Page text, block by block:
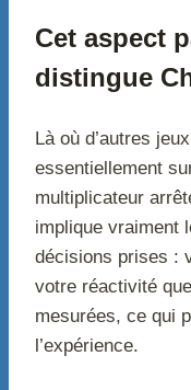
Cet aspect
distingue
Là où d’autres
essentiellement
multiplicateur
implique vraiment
décisions prises :
votre réactivité
mesurées, ce qui
l’expérience.